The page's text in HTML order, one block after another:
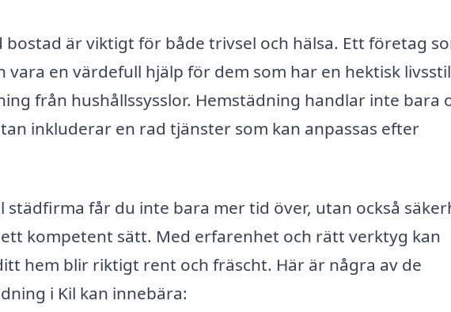
är viktigt för både trivsel och hälsa. Ett företag
vara en värdefull hjälp för dem som har en hektisk livsstil
från hushållssysslor. Hemstädning handlar inte bara
inkluderar en rad tjänster som kan anpassas efter
får du inte bara mer tid över, utan också
kompetent sätt. Med erfarenhet och rätt verktyg kan
hem blir riktigt rent och fräscht. Här är några av de
i Kil kan innebära: